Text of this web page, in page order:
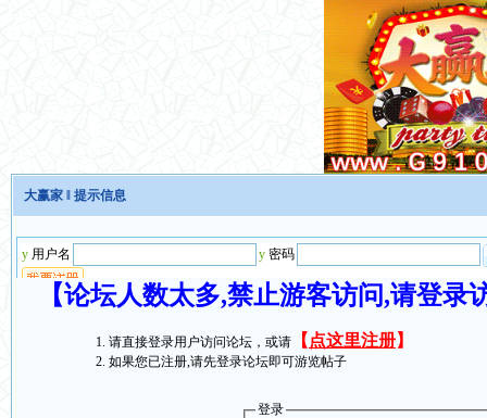
大赢家 ‖ 提示信息
【论坛人数太多,禁止游客访问,请登
请直接登录用户访问论坛，或请 【 点这里注册】
如果您已注册,请先登录论坛即可游览帖子
登录